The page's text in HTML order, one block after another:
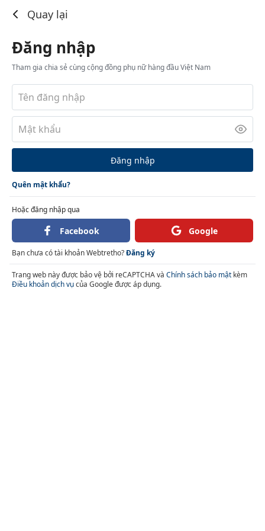
Quay lại
Đăng nhập
Tham gia chia sẻ cùng cộng đồng phụ nữ hàng đầu Việt Nam
Đăng nhập
Quên mật khẩu?
Hoặc đăng nhập qua
Facebook Google
Bạn chưa có tài khoản Webtretho?Đăng ký
Trang web này được bảo vệ bởi reCAPTCHA và Chính sách bảo mật kèm
Điều khoản dịch vụcủa Google được áp dụng.